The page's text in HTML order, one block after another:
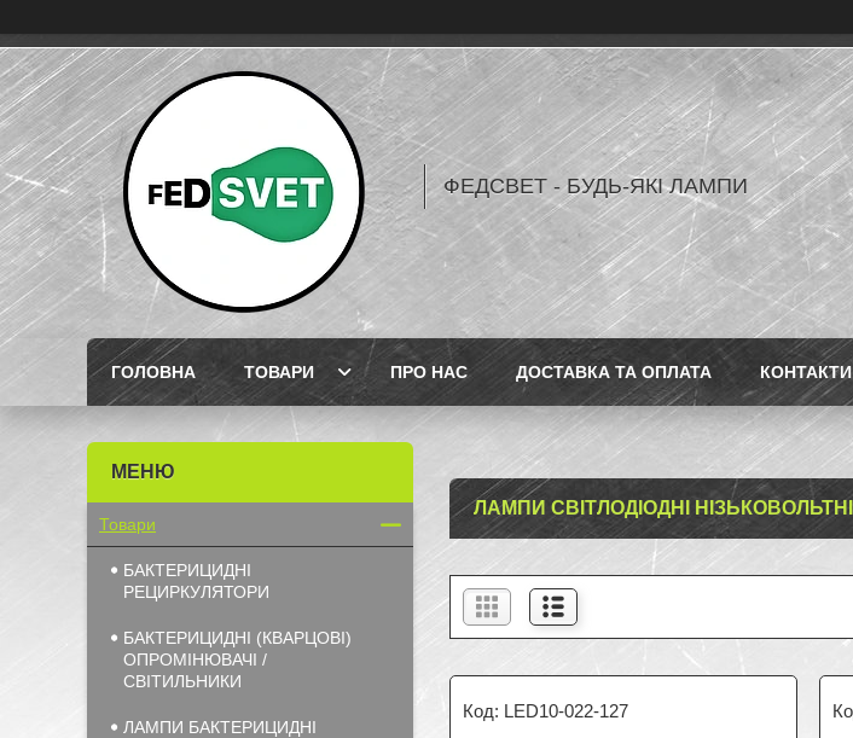
ФЕДСВЕТ - БУДЬ-ЯКІ ЛАМПИ
ГОЛОВНА ТОВАРИ ПРО НАС ДОСТАВКА ТА ОПЛАТА КОНТАКТИ
ЛАМПИ СВІТЛОДІОДНІ НІЗЬКОВОЛЬТНІ
LED10-022-127
Товари
БАКТЕРИЦИДНІ
РЕЦИРКУЛЯТОРИ
БАКТЕРИЦИДНІ (КВАРЦОВІ)
ОПРОМІНЮВАЧІ /
СВІТИЛЬНИКИ
ЛАМПИ БАКТЕРИЦИДНІ